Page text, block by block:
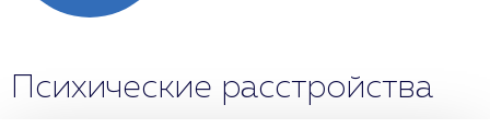
Психические расстройства